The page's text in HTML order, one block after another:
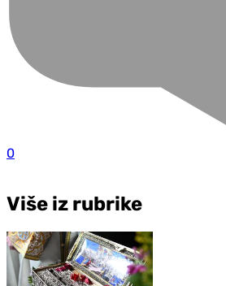
0
Više iz rubrike